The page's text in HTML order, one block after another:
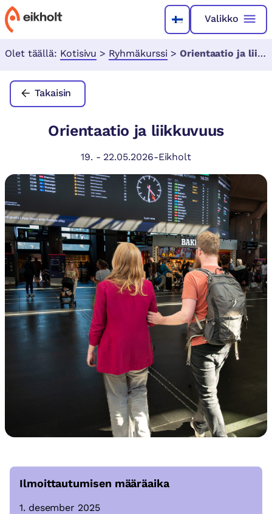
Valikko
Olet täällä: Kotisivu > Ryhmäkurssi > Orientaatio ja liikkuvuus
Takaisin
Orientaatio ja liikkuvuus
19. - 22.05.2026-Eikholt
Ilmoittautumisen määräaika
1. desember 2025